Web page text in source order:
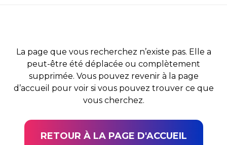
La page que vous recherchez n’existe pas. Elle a
peut-être été déplacée ou complètement
supprimée. Vous pouvez revenir à la page
d’accueil pour voir si vous pouvez trouver ce que
vous cherchez.
RETOUR À LA PAGE D'ACCUEIL